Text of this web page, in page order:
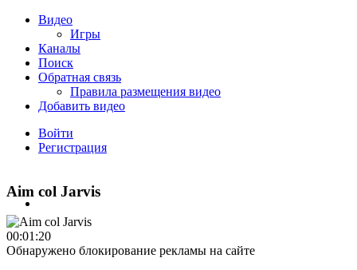
Видео
Игры
Каналы
Поиск
Обратная связь
​Пpaвилa paзмeщeния видeo
Добавить видео
Войти
Регистрация
Aim col Jarvis
00:01:20
Обнаружено блокирование рекламы на сайте